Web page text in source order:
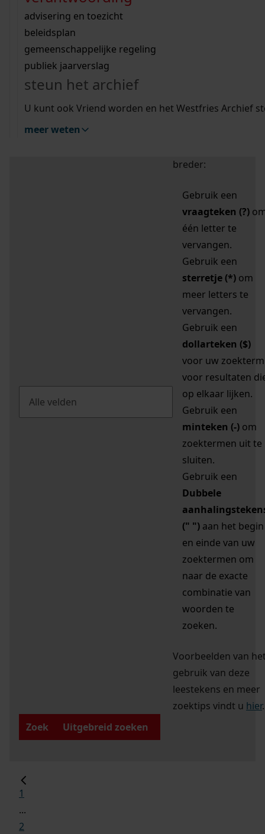
bouwvergunningen
omgevingsvergunningen
vergunningen
beeld en geluid
uitleg nodig?
Wij helpen u op weg met een aantal zoektips.
bekijk alle zoektips
Wij helpen u op weg met een aantal zoektips.
bekijk alle zoektips
bekijk ons geschiedenislokaal
advisering en toezicht
beleidsplan
gemeenschappelijke regeling
publiek jaarverslag
steun het archief
U kunt ook Vriend worden en het Westfries Archief
meer weten
zoektips
Mijn Studiezaal (inloggen)
uw zoekopdracht te
breder:
Gebruik een
vraagteken (?)
één letter te
vervangen.
Gebruik een
sterretje (*) om
meer letters te
vervangen.
Gebruik een
dollarteken ($)
voor uw zoekterm
voor resultaten
op elkaar lijken.
Gebruik een
minteken (-) om
zoektermen uit te
sluiten.
Gebruik een
Dubbele
(" ") aan het begin
en einde van uw
zoektermen om
naar de exacte
combinatie van
woorden te
zoeken.
Voorbeelden van
gebruik van deze
leestekens en meer
zoektips vindt u hier.
Zoek
Uitgebreid zoeken
1
...
2